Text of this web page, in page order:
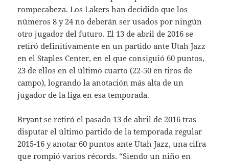
rompecabeza. Los Lakers han decidido que los
números 8 y 24 no deberán ser usados por ningún
otro jugador del futuro. El 13 de abril de 2016 se
retiró definitivamente en un partido ante Utah Jazz
en el Staples Center, en el que consiguió 60 puntos,
23 de ellos en el último cuarto (22-50 en tiros de
campo), logrando la anotación más alta de un
jugador de la liga en esa temporada.
Bryant se retiró el pasado 13 de abril de 2016 tras
disputar el último partido de la temporada regular
2015-16 y anotar 60 puntos ante Utah Jazz, una cifra
que rompió varios récords. “Siendo un niño en